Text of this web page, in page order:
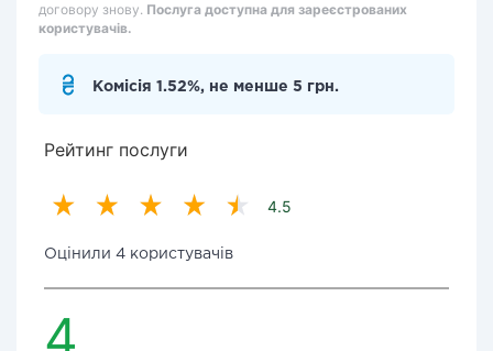
договору знову. Послуга доступна для зареєстрованих
користувачів.
Комісія 1.52%, не менше 5 грн.
Рейтинг послуги
4.5
Оцінили 4 користувачів
4